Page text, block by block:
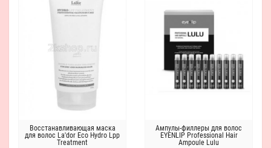
Восстанавливающая маска
для волос La'dor Eco Hydro Lpp
Treatment
Ампулы-филлеры для волос
EYENLIP Professional Hair
Ampoule Lulu